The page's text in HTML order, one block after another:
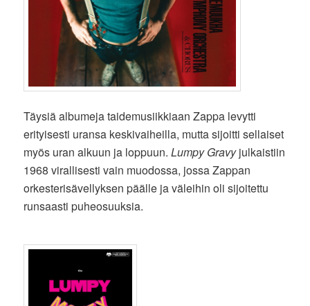
Täysiä albumeja taidemusiikkiaan Zappa levytti
erityisesti uransa keskivaiheilla, mutta sijoitti sellaiset
myös uran alkuun ja loppuun.Lumpy Gravyjulkaistiin
1968 virallisesti vain muodossa, jossa Zappan
orkesterisävellyksen päälle ja väleihin oli sijoitettu
runsaasti puheosuuksia.